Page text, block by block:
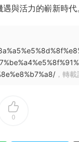
與活力的嶄新時代
，轉
0